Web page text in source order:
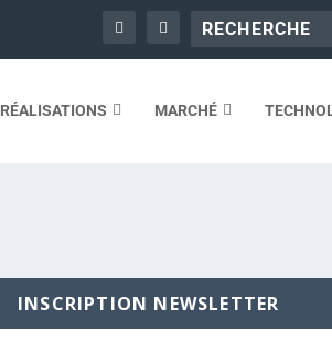
RÉALISATIONS MARCHÉ
INSCRIPTION NEWSLETTER